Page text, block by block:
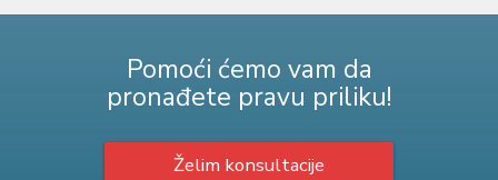
Pomoći ćemo vam da
pronađete pravu priliku!
Želim konsultacije